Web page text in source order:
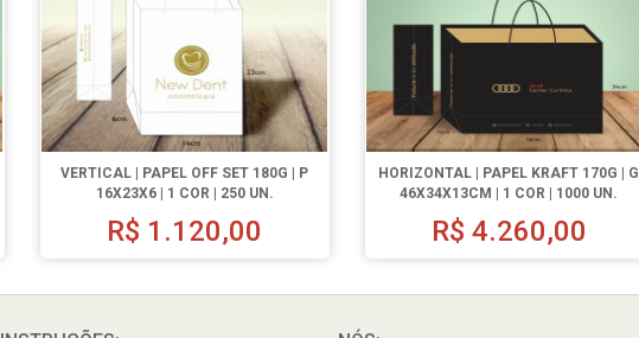
VERTICAL | PAPEL OFF SET 180G | P
16X23X6 | 1 COR | 250 UN.
R$ 1.120,00
HORIZONTAL | PAPEL KRAFT 170G | G
46X34X13CM | 1 COR | 1000 UN.
R$ 4.260,00